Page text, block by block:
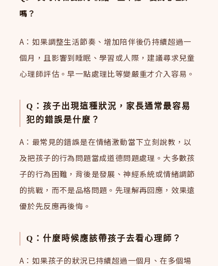
嗎？
A：如果調整生活節奏、增加陪伴後仍持續超過一
個月，且影響到睡眠、學習或人際，建議尋求兒童
心理師評估。早一點處理比等變嚴重才介入容易。
Q：孩子出現這種狀況，家長通常最容易
犯的錯誤是什麼？
A：最常見的錯誤是在情緒激動當下立刻說教，以
及把孩子的行為問題當成道德問題處理。大多數孩
子的行為困難，背後是發展、神經系統或情緒調節
的挑戰，而不是品格問題。先理解再回應，效果遠
優於先反應再後悔。
Q：什麼時候應該帶孩子去看心理師？
A：如果孩子的狀況已持續超過一個月、在多個場